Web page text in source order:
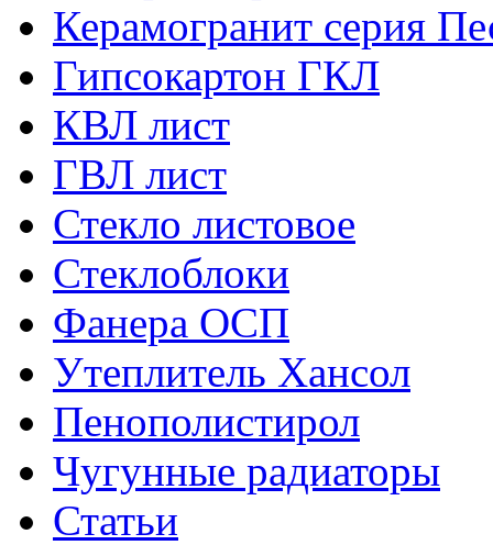
Керамогранит серия
Гипсокартон ГКЛ
КВЛ лист
ГВЛ лист
Стекло листовое
Стеклоблоки
Фанера ОСП
Утеплитель Хансол
Пенополистирол
Чугунные радиаторы
Статьи